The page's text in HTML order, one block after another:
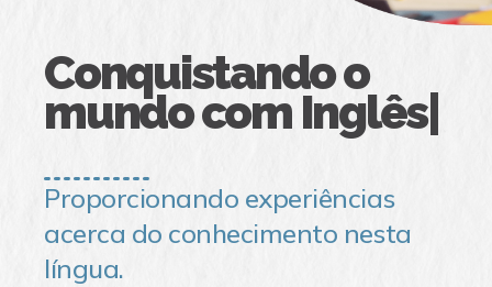
Conquistando o
mundo com Inglês|
Proporcionando experiências
acerca do conhecimento nesta
língua.